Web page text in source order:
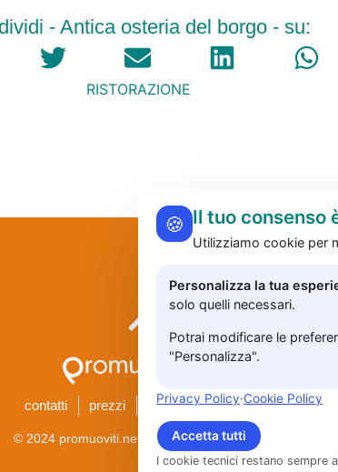
- Antica osteria del borgo - su:
RISTORAZIONE
contatti prezzi privacy accedi
© 2024 promuoviti.net | Tutti i diritti riservati
🍪 Il tuo consenso
Utilizziamo cookie per
Personalizza la tua
solo quelli necessari.
Potrai modificare le
"Personalizza".
Privacy Policy·Cookie Policy
Accetta tutti
I cookie tecnici restano sempre